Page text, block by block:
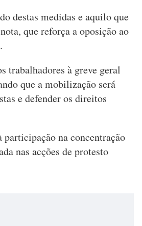
destas medidas e aquilo que
que reforça a oposição ao
trabalhadores à greve geral
que a mobilização será
e defender os direitos
na concentração
nas acções de protesto